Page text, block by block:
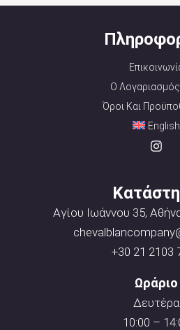
Ο
Όροι Και
English
Αγίου Ιωάννου 35,
+30 21 2103
Ωράριο
Δευτέρα
10:00 –